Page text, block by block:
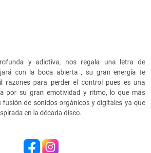
y adictiva, nos regala una letra de
con la boca abierta , su gran energía te
razones para perder el control pues es una
por su gran emotividad y ritmo, lo que más
fusión de sonidos orgánicos y digitales ya que
en la década disco.